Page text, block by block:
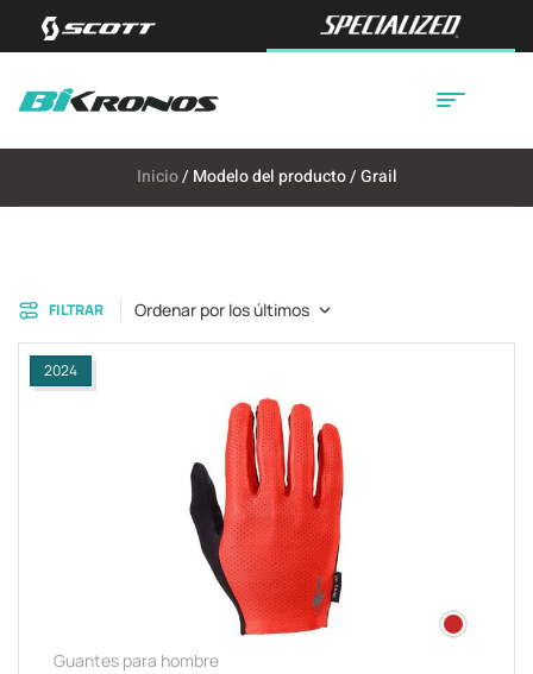
Inicio/ Modelo del producto / Grail
FILTRAR Ordenar por los últimos
2024
Guantes para hombre